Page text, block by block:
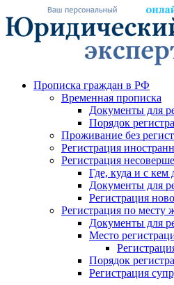
Прописка граждан в РФ
Временная прописка
Документы для
Порядок
Проживание без
Регистрация
Регистрация
Где, куда и с
Документы для
Регистрация
Регистрация по месту
Документы для
Место
Порядок
Регистрация